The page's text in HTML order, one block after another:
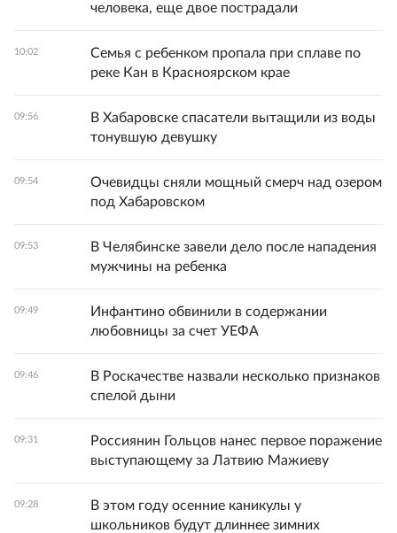
человека, еще двое пострадали
10:02
Семья с ребенком пропала при сплаве по
реке Кан в Красноярском крае
09:56
В Хабаровске спасатели вытащили из воды
тонувшую девушку
09:54
Очевидцы сняли мощный смерч над озером
под Хабаровском
09:53
В Челябинске завели дело после нападения
мужчины на ребенка
09:49
Инфантино обвинили в содержании
любовницы за счет УЕФА
09:46
В Роскачестве назвали несколько признаков
спелой дыни
09:31
Россиянин Гольцов нанес первое поражение
выступающему за Латвию Мажиеву
09:28
В этом году осенние каникулы у
школьников будут длиннее зимних